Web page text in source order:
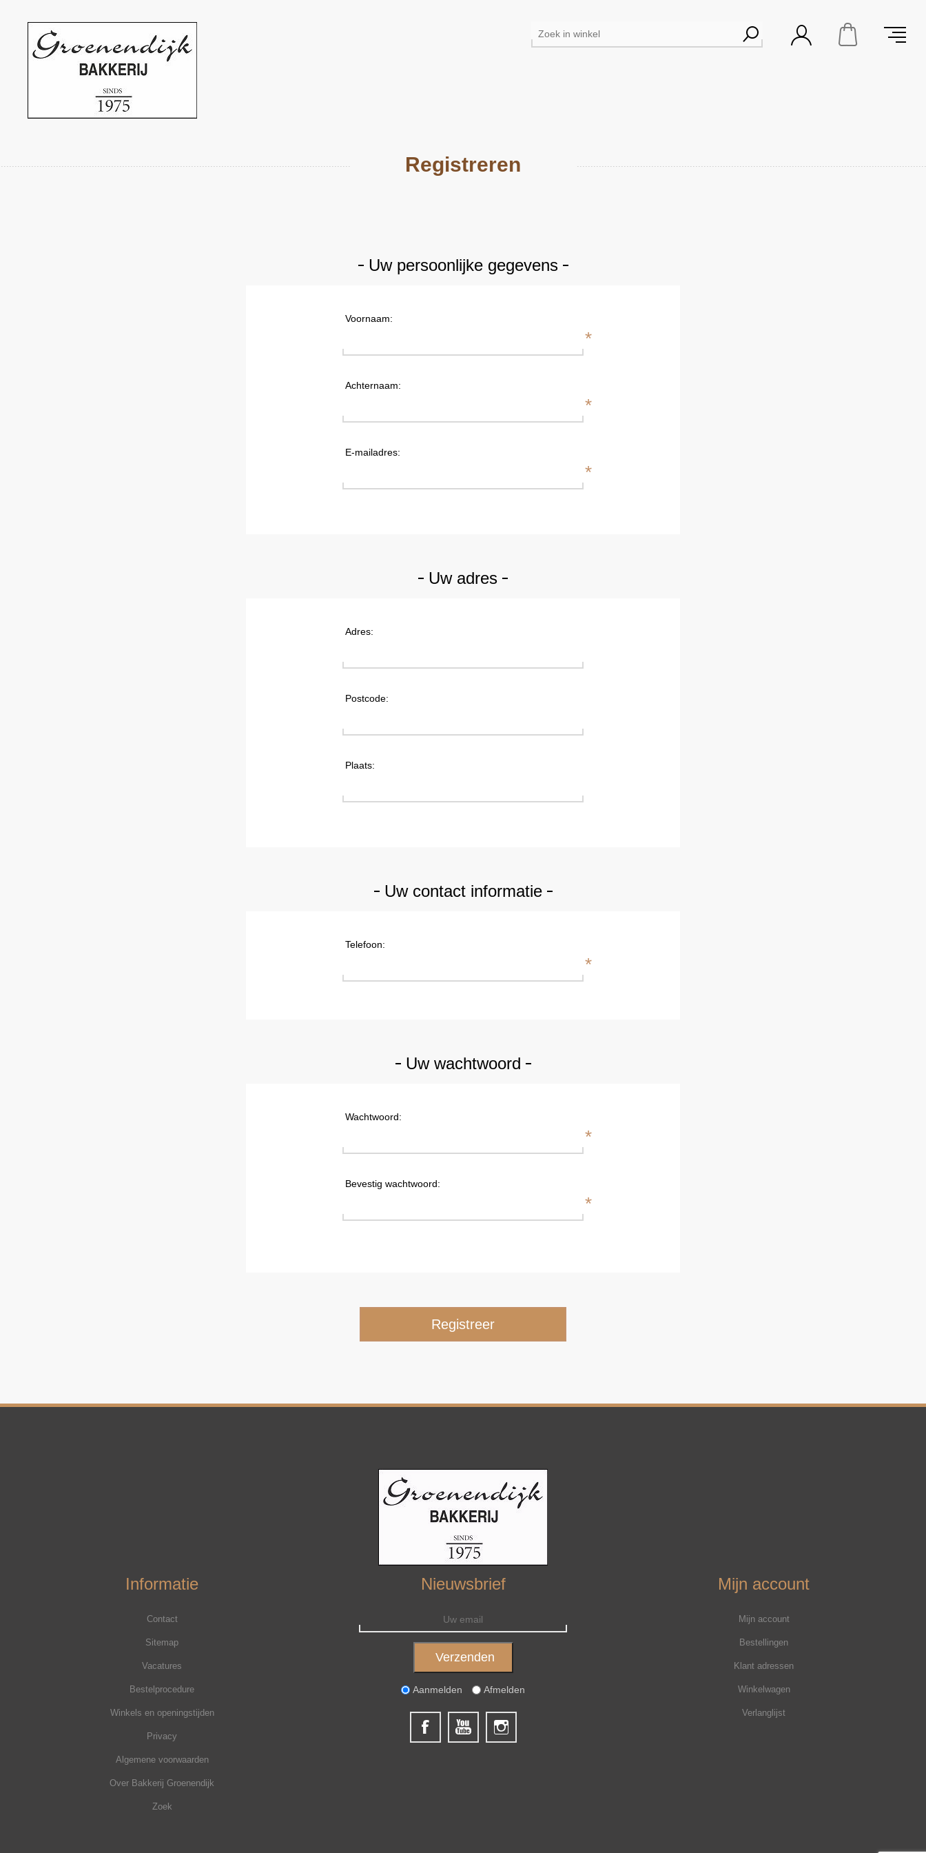
Registreren
Uw persoonlijke gegevens
Voornaam:
*
Achternaam:
*
E-mailadres:
*
Uw adres
Adres:
Postcode:
Plaats:
Uw contact informatie
Telefoon:
*
Uw wachtwoord
Wachtwoord:
*
Bevestig wachtwoord:
*
Informatie
Contact
Sitemap
Vacatures
Bestelprocedure
Winkels en openingstijden
Privacy
Algemene voorwaarden
Over Bakkerij Groenendijk
Zoek
Nieuwsbrief
Aanmelden Afmelden
Mijn account
Mijn account
Bestellingen
Klant adressen
Winkelwagen
Verlanglijst